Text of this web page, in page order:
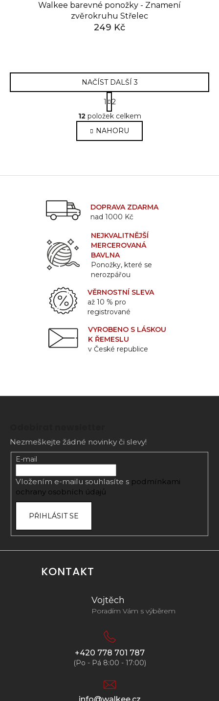
Walkee barevné ponožky - Znamení
zvěrokruhu Střelec
249 Kč
O
v
l
á
c
r
v
k
y
v
ý
p
s
u
NAČÍST DALŠÍ 3
S
t
r
á
n
k
1
2
12 položek celkem
NAHORU
DOPRAVA ZDARMA
nad 1000 Kč
NEJKVALITNĚJŠÍ
MERCEROVANÁ
BAVLNA
Ponožky, které se
nerozpářou
VĚRNOSTNÍ SLEVA
až 10 % pro
registrované
VYROBENO S LÁSKOU
K ŘEMESLU
v České republice
Nezmeškejte žádné novinky či slevy!
E-mail
Vložením e-mailu souhlasíte s podmínkami
ochrany osobních údajů
PŘIHLÁSIT SE
KONTAKT
Vojtěch
Poradím Vám s výběrem
+420 778 701 787
(Po - Pá 8:00 - 17:00)